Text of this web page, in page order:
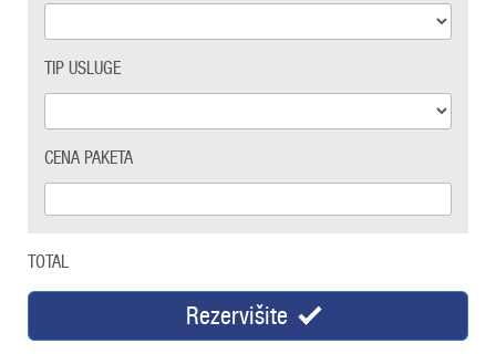
TIP USLUGE
CENA PAKETA
TOTAL
Rezervišite